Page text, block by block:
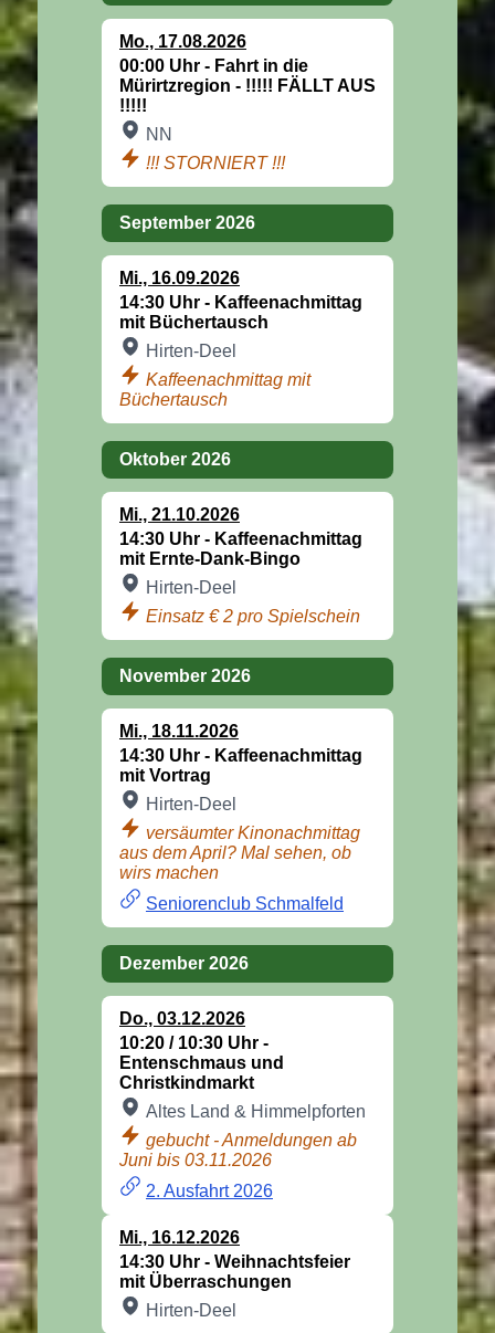
Mo., 17.08.2026
00:00 Uhr - Fahrt in die
Mürirtzregion - !!!!! FÄLLT AUS
!!!!!
NN
!!! STORNIERT !!!
September 2026
Mi., 16.09.2026
14:30 Uhr - Kaffeenachmittag
mit Büchertausch
Hirten-Deel
Kaffeenachmittag mit
Büchertausch
Oktober 2026
Mi., 21.10.2026
14:30 Uhr - Kaffeenachmittag
mit Ernte-Dank-Bingo
Hirten-Deel
Einsatz € 2 pro Spielschein
November 2026
Mi., 18.11.2026
14:30 Uhr - Kaffeenachmittag
mit Vortrag
Hirten-Deel
versäumter Kinonachmittag
aus dem April? Mal sehen, ob
wirs machen
Seniorenclub Schmalfeld
Dezember 2026
Do., 03.12.2026
10:20 / 10:30 Uhr -
Entenschmaus und
Christkindmarkt
Altes Land & Himmelpforten
gebucht - Anmeldungen ab
Juni bis 03.11.2026
2. Ausfahrt 2026
Mi., 16.12.2026
14:30 Uhr - Weihnachtsfeier
mit Überraschungen
Hirten-Deel